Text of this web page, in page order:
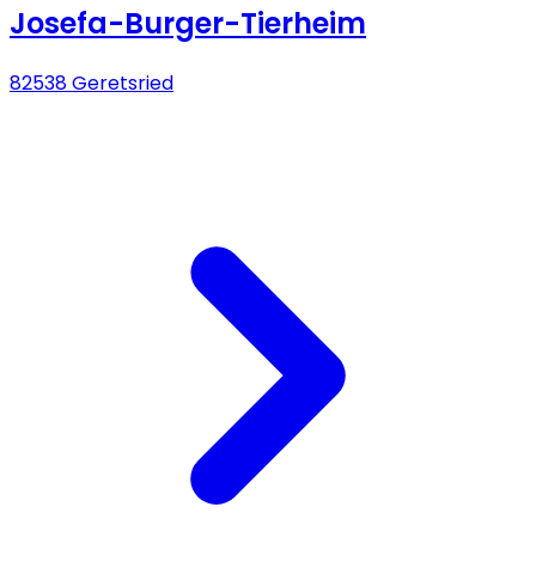
Josefa-Burger-Tierheim
82538 Geretsried